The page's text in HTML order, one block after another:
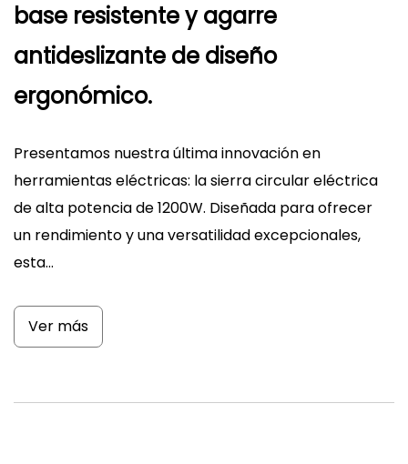
base resistente y agarre
antideslizante de diseño
ergonómico.
Presentamos nuestra última innovación en
herramientas eléctricas: la sierra circular eléctrica
de alta potencia de 1200W. Diseñada para ofrecer
un rendimiento y una versatilidad excepcionales,
esta...
Ver más